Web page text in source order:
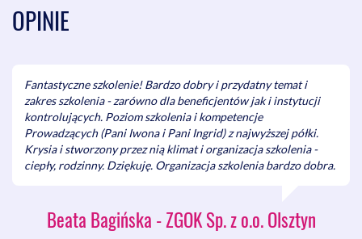
polityk horyzontalnych
Identyfikacja obszarów ryzyka w
projekcie/przedsięwzięciu
Zarządzanie zmianą w projektach i przedsięwzięciach
Przejście przez proces zmiany w projekcie, w
tym identyfikacja wpływu zmiany na pozostałe
Aktualizacja wniosku, kosztorysu,
harmonogramu
OPINIE
Fantastyczne szkolenie! Bardzo dobry i przydatny temat i
zakres szkolenia - zarówno dla beneficjentów jak i instytucji
kontrolujących. Poziom szkolenia i kompetencje
Prowadzących (Pani Iwona i Pani Ingrid) z najwyższej półki.
Krysia i stworzony przez nią klimat i organizacja szkolenia -
ciepły, rodzinny. Dziękuję. Organizacja szkolenia bardzo dobra.
Beata Bagińska - ZGOK Sp. z o.o. Olsztyn